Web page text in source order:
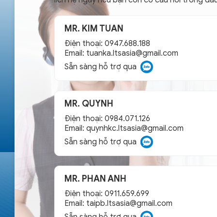
MR. KIM TUAN
Điện thoại: 0947.688.188
Email: tuanka.ltsasia@gmail.com
Sẵn sàng hỗ trợ qua
MR. QUYNH
Điện thoại: 0984.071.126
Email: quynhkc.ltsasia@gmail.com
Sẵn sàng hỗ trợ qua
MR. PHAN ANH
Điện thoại: 0911.659.699
Email: taipb.ltsasia@gmail.com